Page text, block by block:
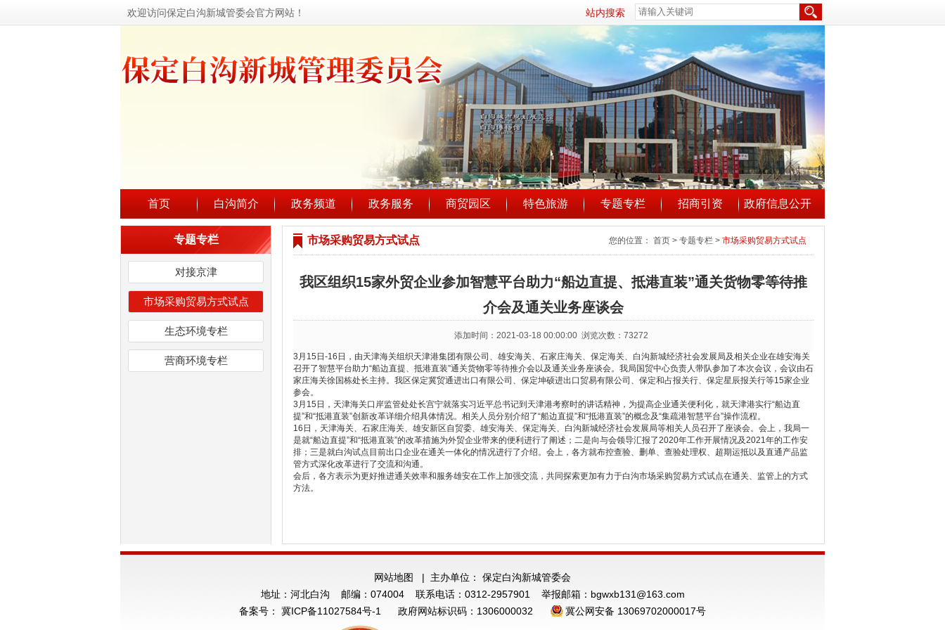
欢迎访问保定白沟新城管委会官方网站！ 站内搜索
首页 白沟简介 政务频道 政务服务 商贸园区 特色旅游 专题专栏 招商引资 政府信息公开
专题专栏
对接京津
市场采购贸易方式试点
生态环境专栏
营商环境专栏
您的位置： 首页 > 专题专栏 > 市场采购贸易方式试点
市场采购贸易方式试点
我区组织15家外贸企业参加智慧平台助力“船边直提、抵港直装”通关货物零等待推
介会及通关业务座谈会
添加时间：2021-03-18 00:00:00 浏览次数：73272
3月15日-16日，由天津海关组织天津港集团有限公司、雄安海关、石家庄海关、保定海关、白沟新城经济社会发展局及相关企业在雄安海关
召开了智慧平台助力“船边直提、抵港直装”通关货物零等待推介会以及通关业务座谈会。我局国贸中心负责人带队参加了本次会议，会议由石
家庄海关徐国栋处长主持。我区保定冀贸通进出口有限公司、保定坤硕进出口贸易有限公司、保定和占报关行、保定星辰报关行等15家企业
参会。
3月15日，天津海关口岸监管处处长宫宁就落实习近平总书记到天津港考察时的讲话精神，为提高企业通关便利化，就天津港实行“船边直
提”和“抵港直装”创新改革详细介绍具体情况。相关人员分别介绍了“船边直提”和“抵港直装”的概念及“集疏港智慧平台”操作流程。
16日，天津海关、石家庄海关、雄安新区自贸委、雄安海关、保定海关、白沟新城经济社会发展局等相关人员召开了座谈会。会上，我局一
是就“船边直提”和“抵港直装”的改革措施为外贸企业带来的便利进行了阐述；二是向与会领导汇报了2020年工作开展情况及2021年的工作安
排；三是就白沟试点目前出口企业在通关一体化的情况进行了介绍。会上，各方就布控查验、删单、查验处理权、超期运抵以及直通产品监
管方式深化改革进行了交流和沟通。
会后，各方表示为更好推进通关效率和服务雄安在工作上加强交流，共同探索更加有力于白沟市场采购贸易方式试点在通关、监管上的方式
方法。
网站地图
| 主办单位： 保定白沟新城管委会
地址：河北白沟 邮编：074004 联系电话：0312-2957901 举报邮箱：bgwxb131@163.com
备案号： 冀ICP备11027584号-1 政府网站标识码：1306000032 冀公网安备 13069702000017号